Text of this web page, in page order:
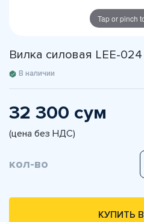
Tap or pinch
Вилка силовая LEE-
В наличии
32 300 сум
(цена без НДС)
кол-во
КУПИТЬ